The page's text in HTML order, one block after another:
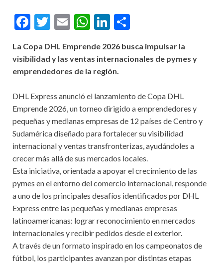
Facebook
Twitter
EmailWhatsApp
LinkedIn
La Copa DHL Emprende 2026 busca impulsar la
visibilidad y las ventas internacionales de pymes y
emprendedores de la región.
DHL Express anunció el lanzamiento de Copa DHL
Emprende 2026, un torneo dirigido a emprendedores y
pequeñas y medianas empresas de 12 países de Centro y
Sudamérica diseñado para fortalecer su visibilidad
internacional y ventas transfronterizas, ayudándoles a
crecer más allá de sus mercados locales.
Esta iniciativa, orientada a apoyar el crecimiento de las
pymes en el entorno del comercio internacional, responde
a uno de los principales desafíos identificados por DHL
Express entre las pequeñas y medianas empresas
latinoamericanas: lograr reconocimiento en mercados
internacionales y recibir pedidos desde el exterior.
A través de un formato inspirado en los campeonatos de
fútbol, los participantes avanzan por distintas etapas